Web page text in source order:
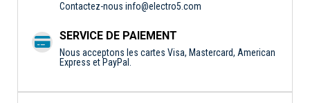
Contactez-nous info@electro5.com
SERVICE DE PAIEMENT
Nous acceptons les cartes Visa, Mastercard, American
Express et PayPal.